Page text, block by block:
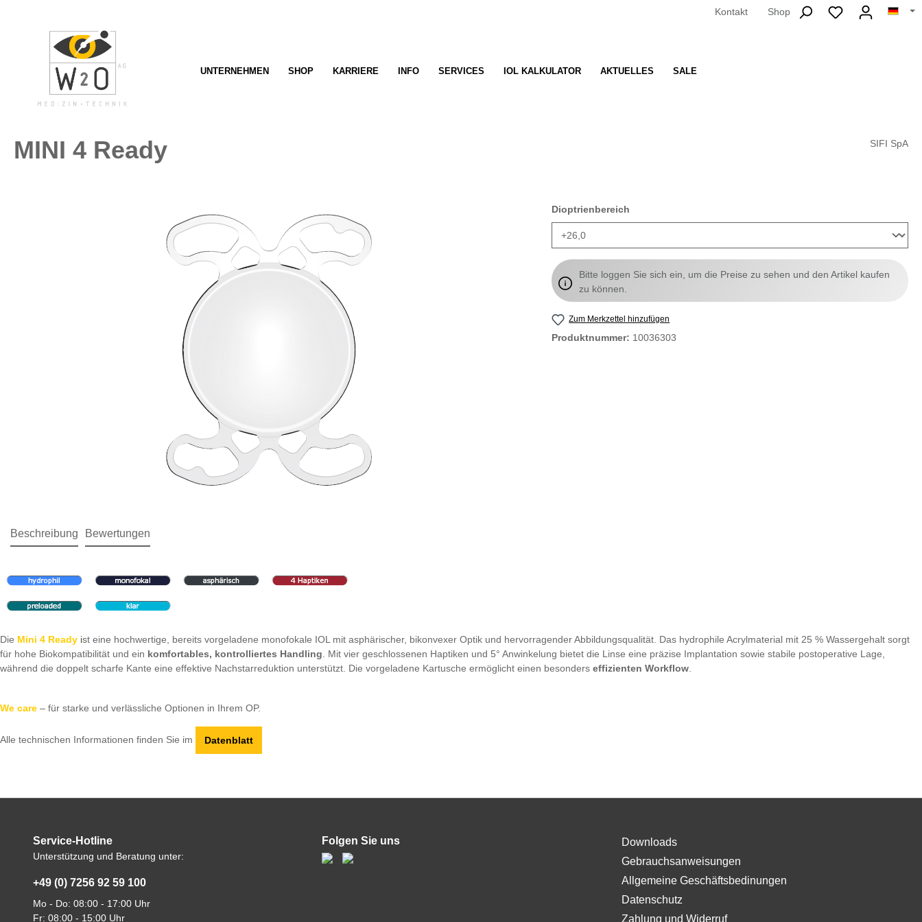
Kontakt Shop
UNTERNEHMEN SHOP KARRIERE INFO SERVICES IOL KALKULATOR AKTUELLES SALE
MINI 4 Ready SIFI SpA
Dioptrienbereich
Bitte loggen Sie sich ein, um die Preise zu sehen und den Artikel kaufen
zu können.
Zum Merkzettel hinzufügen
Produktnummer: 10036303
Beschreibung Bewertungen
Die Mini 4 Ready ist eine hochwertige, bereits vorgeladene monofokale IOL mit asphärischer, bikonvexer Optik und hervorragender Abbildungsqualität. Das hydrophile Acrylmaterial mit 25 % Wassergehalt sorgt
für hohe Biokompatibilität und ein komfortables, kontrolliertes Handling. Mit vier geschlossenen Haptiken und 5° Anwinkelung bietet die Linse eine präzise Implantation sowie stabile postoperative Lage,
während die doppelt scharfe Kante eine effektive Nachstarreduktion unterstützt. Die vorgeladene Kartusche ermöglicht einen besonders effizienten Workflow.
We care – für starke und verlässliche Optionen in Ihrem OP.
Alle technischen Informationen finden Sie im Datenblatt
Service-Hotline
Unterstützung und Beratung unter:
+49 (0) 7256 92 59 100
Mo - Do: 08:00 - 17:00 Uhr
Fr: 08:00 - 15:00 Uhr
Folgen Sie uns
Downloads
Gebrauchsanweisungen
Allgemeine Geschäftsbedinungen
Datenschutz
Zahlung und Widerruf